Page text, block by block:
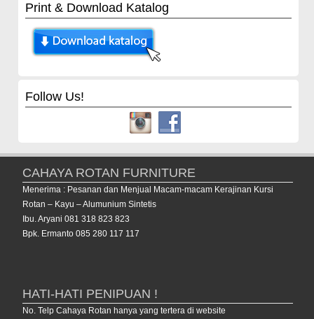
Print & Download Katalog
Follow Us!
CAHAYA ROTAN FURNITURE
Menerima : Pesanan dan Menjual Macam-macam Kerajinan Kursi
Rotan – Kayu – Alumunium Sintetis
Ibu. Aryani 081 318 823 823
Bpk. Ermanto 085 280 117 117
HATI-HATI PENIPUAN !
No. Telp Cahaya Rotan hanya yang tertera di website